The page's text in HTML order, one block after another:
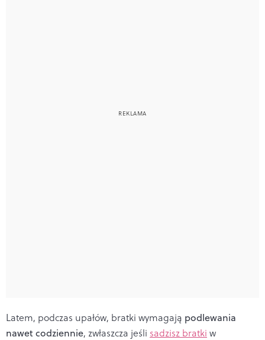
Latem, podczas upałów, bratki wymagają podlewania
nawet codziennie, zwłaszcza jeśli sadzisz bratki w